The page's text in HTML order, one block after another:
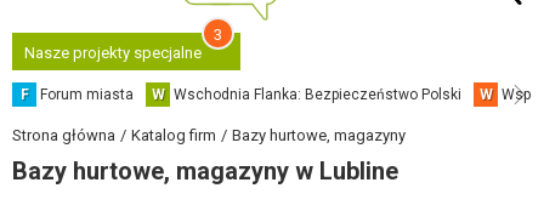
Nasze projekty specjalne
3
F Forum miasta W Wschodnia Flanka: Bezpieczeństwo Polski W
Strona główna Katalog firm Bazy hurtowe, magazyny
Bazy hurtowe, magazyny w Lubline